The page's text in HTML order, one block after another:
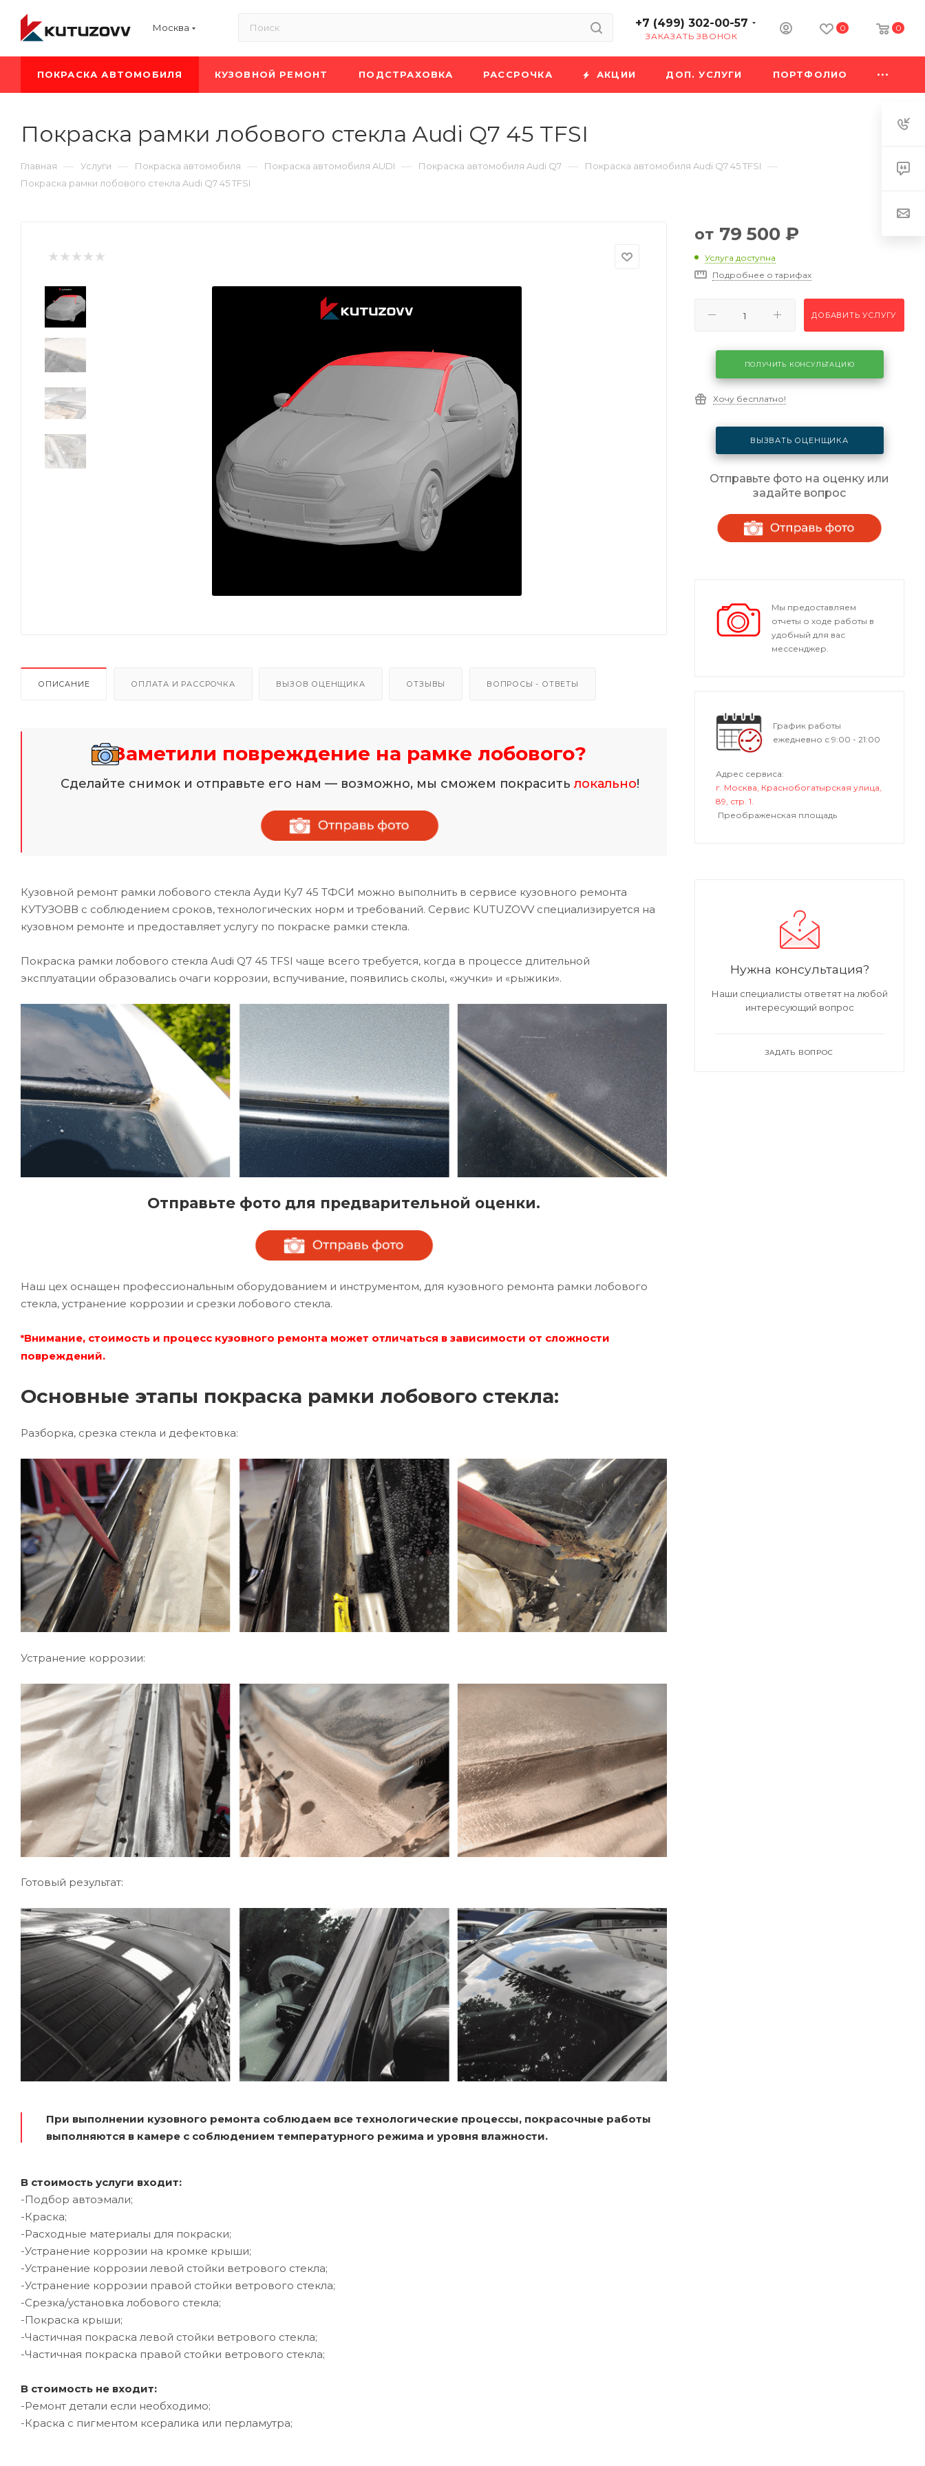
Москва +7 (499) 302-00-57
ЗАКАЗАТЬ ЗВОНОК
0 0
ПОКРАСКА АВТОМОБИЛЯ КУЗОВНОЙ РЕМОНТ ПОДСТРАХОВКА РАССРОЧКА АКЦИИ ДОП. УСЛУГИ ПОРТФОЛИО
Покраска рамки лобового стекла Audi Q7 45 TFSI
Главная — Услуги — Покраска автомобиля — Покраска автомобиля AUDI — Покраска автомобиля Audi Q7 — Покраска автомобиля Audi Q7 45 TFSI —
Покраска рамки лобового стекла Audi Q7 45 TFSI
ОПИСАНИЕ ОПЛАТА И РАССРОЧКА ВЫЗОВ ОЦЕНЩИКА ОТЗЫВЫ ВОПРОСЫ - ОТВЕТЫ
Заметили повреждение на рамке лобового?
Сделайте снимок и отправьте его нам — возможно, мы сможем покраситьлокально!
Кузовной ремонт рамки лобового стекла Ауди Ку7 45 ТФСИ можно выполнить в сервисе кузовного ремонта
КУТУЗОВВ с соблюдением сроков, технологических норм и требований. Сервис KUTUZOVV специализируется на
кузовном ремонте и предоставляет услугу по покраске рамки стекла.
Покраска рамки лобового стекла Audi Q7 45 TFSI чаще всего требуется, когда в процессе длительной
эксплуатации образовались очаги коррозии, вспучивание, появились сколы, «жучки» и «рыжики».
Отправьте фото для предварительной оценки.
Наш цех оснащен профессиональным оборудованием и инструментом, для кузовного ремонта рамки лобового
стекла, устранение коррозии и срезки лобового стекла.
*Внимание, стоимость и процесс кузовного ремонта может отличаться в зависимости от сложности
повреждений.
Основные этапы покраска рамки лобового стекла:
Разборка, срезка стекла и дефектовка:
Устранение коррозии:
Готовый результат:
При выполнении кузовного ремонта соблюдаем все технологические процессы, покрасочные работы
выполняются в камере с соблюдением температурного режима и уровня влажности.
В стоимость услуги входит:
-Подбор автоэмали;
-Краска;
-Расходные материалы для покраски;
-Устранение коррозии на кромке крыши;
-Устранение коррозии левой стойки ветрового стекла;
-Устранение коррозии правой стойки ветрового стекла;
-Срезка/установка лобового стекла;
-Покраска крыши;
-Частичная покраска левой стойки ветрового стекла;
-Частичная покраска правой стойки ветрового стекла;
В стоимость не входит:
-Ремонт детали если необходимо;
-Краска с пигментом ксералика или перламутра;
от 79 500 ₽
Услуга доступна
Подробнее о тарифах
ДОБАВИТЬ УСЛУГУ
ПОЛУЧИТЬ КОНСУЛЬТАЦИЮ
Хочу бесплатно!
ВЫЗВАТЬ ОЦЕНЩИКА
Отправьте фото на оценку или
задайте вопрос
Мы предоставляем
отчеты о ходе работы в
удобный для вас
мессенджер.
График работы
ежедневно с 9:00 - 21:00
Адрес сервиса:
г. Москва, Краснобогатырская улица,
89, стр. 1.
Преображенская площадь
Нужна консультация?
Наши специалисты ответят на любой
интересующий вопрос
ЗАДАТЬ ВОПРОС